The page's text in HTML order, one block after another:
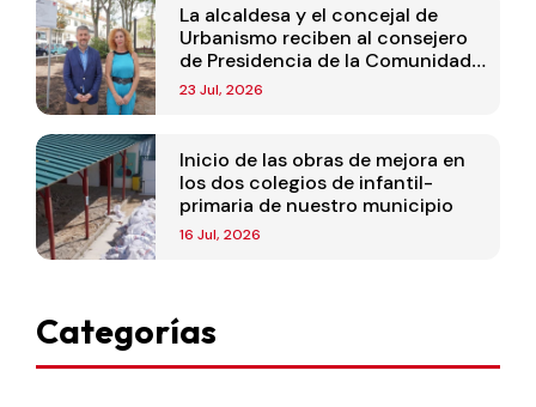
La alcaldesa y el concejal de
Urbanismo reciben al consejero
de Presidencia de la Comunidad
de Madrid
23 Jul, 2026
Inicio de las obras de mejora en
los dos colegios de infantil-
primaria de nuestro municipio
16 Jul, 2026
Categorías